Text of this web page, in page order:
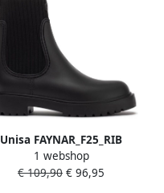
Unisa FAYNAR_F25_RIB
Dames Laarzen BLACK
1 webshop
€ 109,90 € 96,95